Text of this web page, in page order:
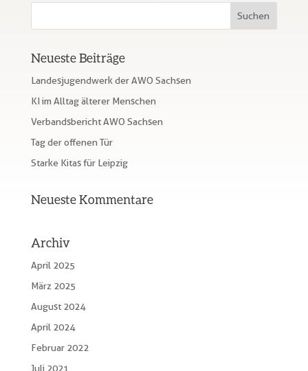
Neueste Beiträge
Landesjugendwerk der AWO Sachsen
KI im Alltag älterer Menschen
Verbandsbericht AWO Sachsen
Tag der offenen Tür
Starke Kitas für Leipzig
Neueste Kommentare
Archiv
April 2025
März 2025
August 2024
April 2024
Februar 2022
Juli 2021